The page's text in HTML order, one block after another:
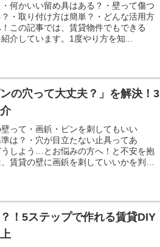
何かいい留め具はある？・壁って傷つ
・取り付け方は簡単？・どんな活用方
この記事では、賃貸物件でもできる
介しています。1度やり方を知...
の穴って大丈夫？」を解決！3
って・画鋲・ピンを刺してもいい
は？・穴が目立たない止具ってあ
しよう…とお悩みの方へ！と不安を抱
賃貸の壁に画鋲を刺していいかを判
！5ステップで作れる賃貸DIY